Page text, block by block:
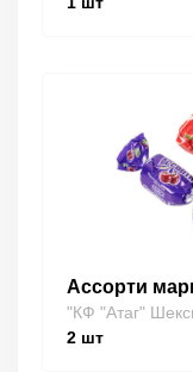
Ассорти
"КФ "Атаг"
2 шт